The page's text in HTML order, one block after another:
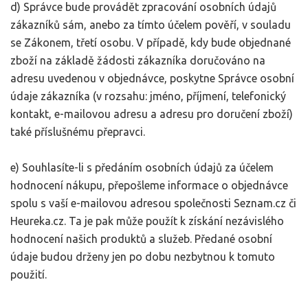
d) Správce bude provádět zpracování osobních údajů
zákazníků sám, anebo za tímto účelem pověří, v souladu
se Zákonem, třetí osobu. V případě, kdy bude objednané
zboží na základě žádosti zákazníka doručováno na
adresu uvedenou v objednávce, poskytne Správce osobní
údaje zákazníka (v rozsahu: jméno, příjmení, telefonický
kontakt, e-mailovou adresu a adresu pro doručení zboží)
také příslušnému přepravci.
e) Souhlasíte-li s předáním osobních údajů za účelem
hodnocení nákupu, přepošleme informace o objednávce
spolu s vaší e-mailovou adresou společnosti Seznam.cz či
Heureka.cz. Ta je pak může použít k získání nezávislého
hodnocení našich produktů a služeb. Předané osobní
údaje budou drženy jen po dobu nezbytnou k tomuto
použití.